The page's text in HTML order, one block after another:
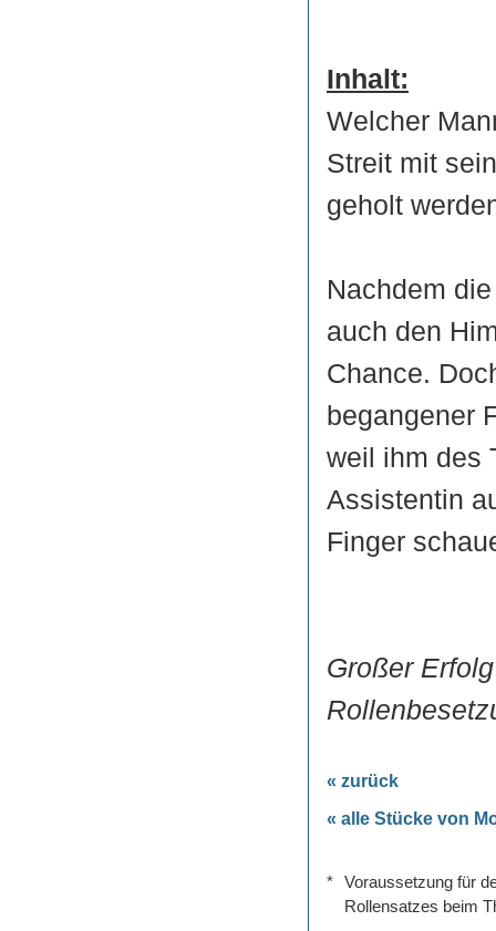
Inhalt:
Welcher
Streit mit
geholt
Nachdem
auch den
Chance.
begangener
weil ihm des
Assistentin
Finger
Großer
« zurück
« alle Stücke von
*
Voraussetzung für
Rollensatzes beim